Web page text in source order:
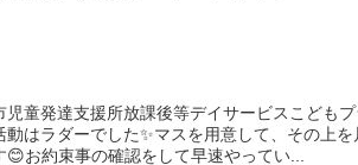
児童発達支援所放課後等デイサービスこども
はラダーでした✨マスを用意して、その上
お約束事の確認をして早速やってい...